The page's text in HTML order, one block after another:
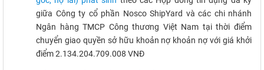
giữa Công ty cổ phần Nosco ShipYard và các chi nhánh
Ngân hàng TMCP Công thương Việt Nam tại thời điểm
chuyển giao quyền sở hữu khoản nợ khoản nợ với giá khởi
điểm 2.134.204.709.008 VNĐ